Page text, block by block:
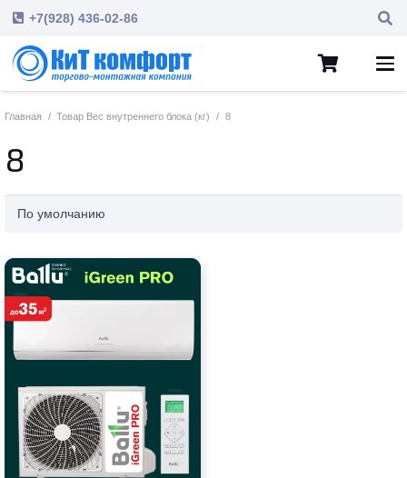
+7(928) 436-02-86
Главная / Товар Вес внутреннего блока (кг) / 8
8